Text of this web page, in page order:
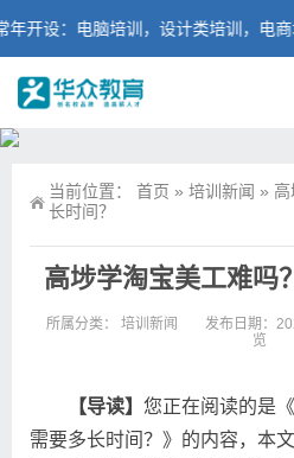
设：电脑培训，设计类培训，电商
当前位置： 首页 » 培训新闻 »
长时间？
高埗学淘宝美工难吗
所属分类： 培训新闻 发布日期：
览
【导读】 您正在阅读的是
需要多长时间？》的内容，本